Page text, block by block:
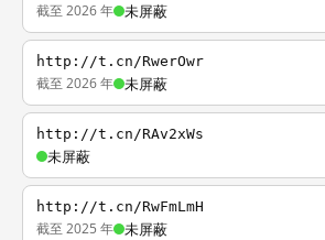
截至 2026 年 未屏蔽
http://t.cn/RwerOwr
截至 2026 年 未屏蔽
http://t.cn/RAv2xWs
未屏蔽
http://t.cn/RwFmLmH
截至 2025 年 未屏蔽